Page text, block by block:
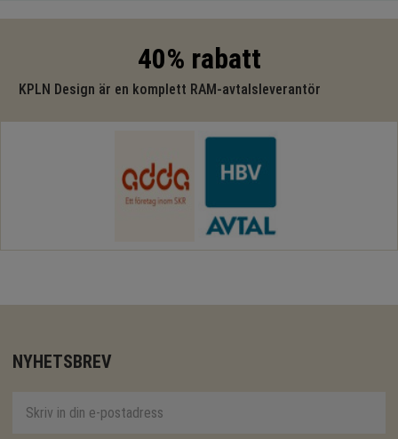
40% rabatt
KPLN Design är en komplett RAM-avtalsleverantör
NYHETSBREV